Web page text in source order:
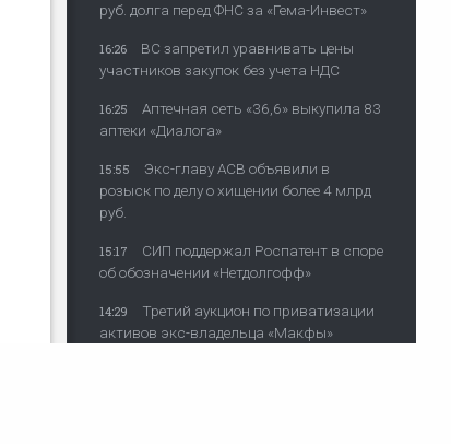
руб. долга перед ФНС за «Гема-Инвест»
16:26
ВС запретил уравнивать цены
участников закупок без учета НДС
16:25
Аптечная сеть «36,6» выкупила 83
аптеки «Диалога»
15:55
Экс-главу АСВ объявили в
розыск по делу о хищении более 4 млрд
руб.
15:17
СИП поддержал Роспатент в споре
об обозначении «Нетдолгофф»
14:29
Третий аукцион по приватизации
активов экс-владельца «Макфы»